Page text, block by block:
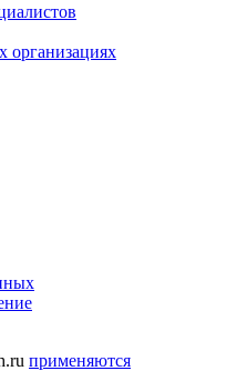
организациях
применяются